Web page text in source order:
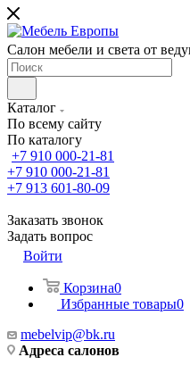
Салон мебели и света от
Каталог
По всему сайту
По каталогу
+7 910 000-21-81
+7 910 000-21-81
+7 913 601-80-09
Заказать звонок
Задать вопрос
Войти
Корзина0
Избранные товары0
mebelvip@bk.ru
Адреса салонов